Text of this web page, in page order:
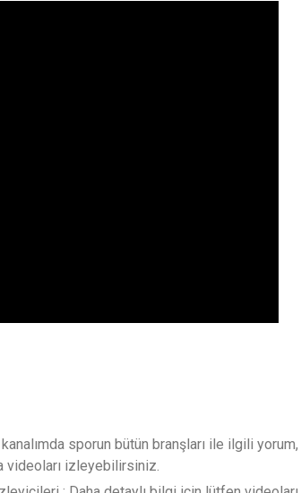
sporun bütün branşları ile ilgili yorum,
izleyebilirsiniz.